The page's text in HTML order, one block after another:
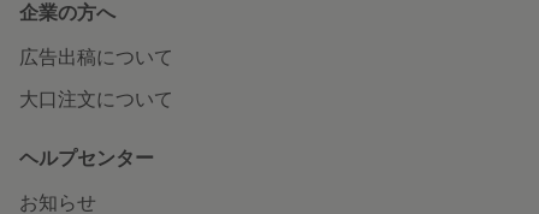
企業の方へ
広告出稿について
大口注文について
ヘルプセンター
お知らせ